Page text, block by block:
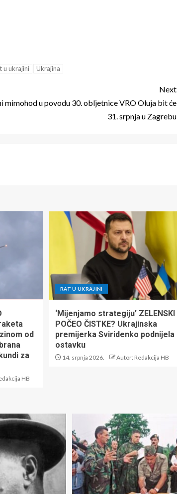
u ukrajini Ukrajina
Next
mimohod u povodu 30. obljetnice VRO Oluja bit će
31. srpnja u Zagrebu
od
za
HB
RAT U UKRAJINI
‘Mijenjamo strategiju’ ZELENSKI
POČEO ČISTKE? Ukrajinska
premijerka Sviridenko podnijela
ostavku
14. srpnja 2026. Autor: Redakcija HB